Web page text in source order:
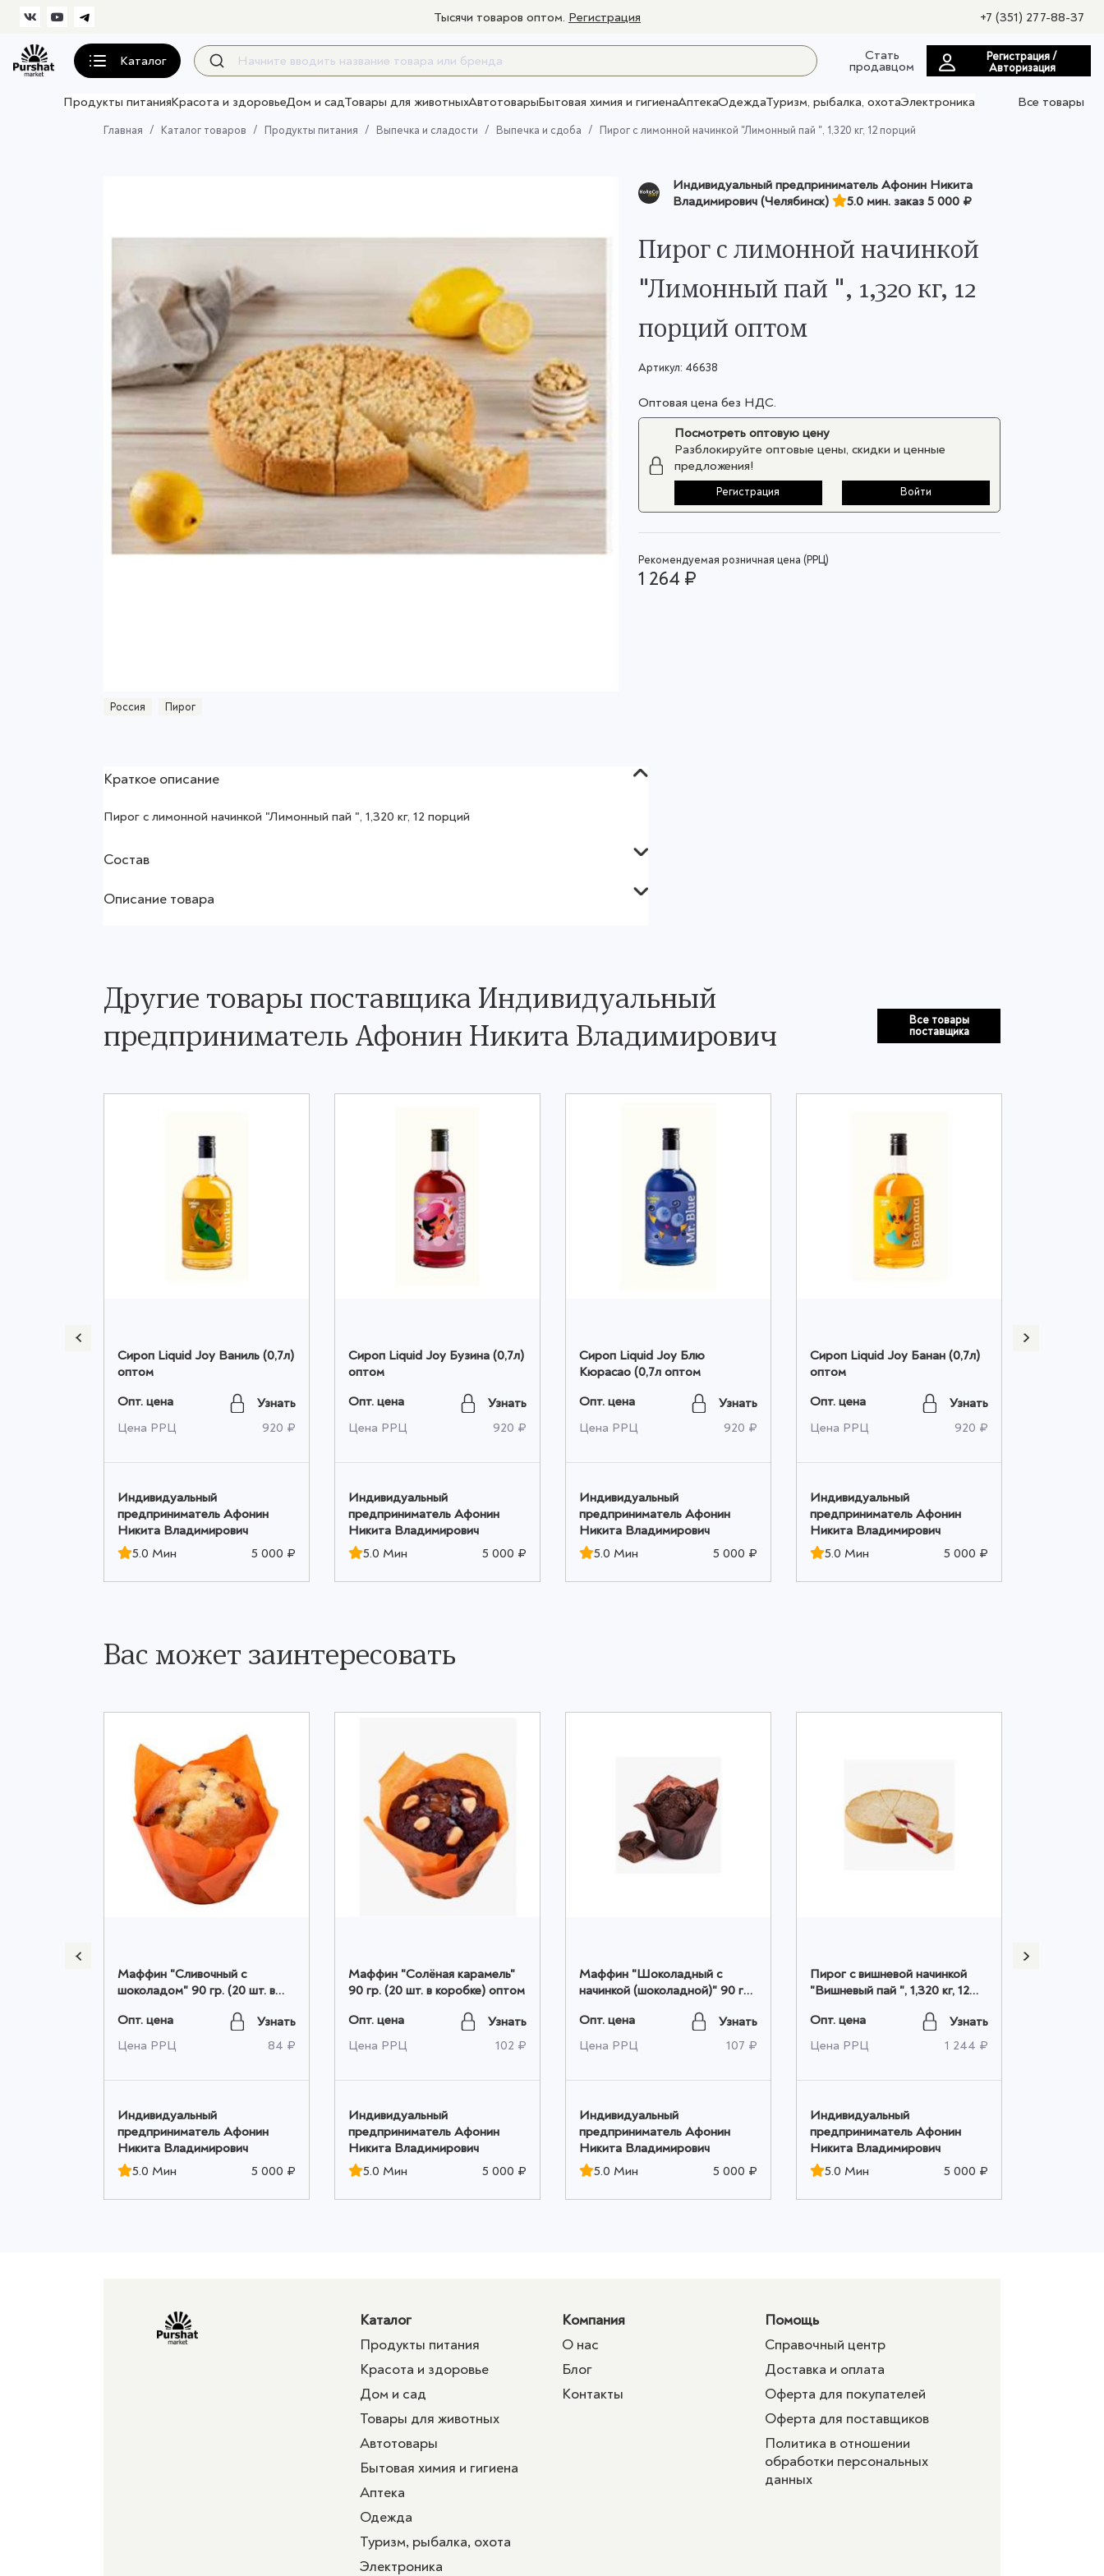
Тысячи товаров оптом. Регистрация +7 (351) 277-88-37
Каталог Стать
продавцом
Регистрация /
Авторизация
Продукты питанияКрасота и здоровьеДом и садТовары для животныхАвтотоварыБытовая химия и гигиенаАптекаОдеждаТуризм, рыбалка, охотаЭлектроника
Все товары
Главная Каталог товаров Продукты питания Выпечка и сладости Выпечка и сдоба Пирог с лимонной начинкой "Лимонный пай ", 1,320 кг, 12 порций
Россия Пирог
Индивидуальный предприниматель Афонин Никита
Владимирович (Челябинск)
5.0 мин. заказ 5 000 ₽
Пирог с лимонной начинкой
"Лимонный пай ", 1,320 кг, 12
порций оптом
Артикул: 46638
Оптовая цена без НДС.
Посмотреть оптовую цену
Разблокируйте оптовые цены, скидки и ценные
предложения!
Регистрация Войти
Рекомендуемая розничная цена (РРЦ)
1 264 ₽
Краткое описание
Пирог с лимонной начинкой "Лимонный пай ", 1,320 кг, 12 порций
Состав
Описание товара
Другие товары поставщика Индивидуальный
предприниматель Афонин Никита Владимирович
Все товары
поставщика
Сироп Liquid Joy Ваниль (0,7л)
оптом
Опт. цена
Узнать
Цена РРЦ
920 ₽
Индивидуальный
предприниматель Афонин
Никита Владимирович
5.0 Мин
5 000 ₽
Сироп Liquid Joy Бузина (0,7л)
оптом
Опт. цена
Узнать
Цена РРЦ
920 ₽
Индивидуальный
предприниматель Афонин
Никита Владимирович
5.0 Мин
5 000 ₽
Сироп Liquid Joy Блю
Кюрасао (0,7л оптом
Опт. цена
Узнать
Цена РРЦ
920 ₽
Индивидуальный
предприниматель Афонин
Никита Владимирович
5.0 Мин
5 000 ₽
Сироп Liquid Joy Банан (0,7л)
оптом
Опт. цена
Узнать
Цена РРЦ
920 ₽
Индивидуальный
предприниматель Афонин
Никита Владимирович
5.0 Мин
5 000 ₽
Вас может заинтересовать
Маффин "Сливочный с
шоколадом" 90 гр. (20 шт. в
Опт. цена
Узнать
Цена РРЦ
84 ₽
Индивидуальный
предприниматель Афонин
Никита Владимирович
5.0 Мин
5 000 ₽
Маффин "Солёная карамель"
90 гр. (20 шт. в коробке) оптом
Опт. цена
Узнать
Цена РРЦ
102 ₽
Индивидуальный
предприниматель Афонин
Никита Владимирович
5.0 Мин
5 000 ₽
Маффин "Шоколадный с
начинкой (шоколадной)" 90 гр.
Опт. цена
Узнать
Цена РРЦ
107 ₽
Индивидуальный
предприниматель Афонин
Никита Владимирович
5.0 Мин
5 000 ₽
Пирог с вишневой начинкой
"Вишневый пай ", 1,320 кг, 12
Опт. цена
Узнать
Цена РРЦ
1 244 ₽
Индивидуальный
предприниматель Афонин
Никита Владимирович
5.0 Мин
5 000 ₽
Каталог
Продукты питания
Красота и здоровье
Дом и сад
Товары для животных
Автотовары
Бытовая химия и гигиена
Аптека
Одежда
Туризм, рыбалка, охота
Электроника
Компания
О нас
Блог
Контакты
Помощь
Справочный центр
Доставка и оплата
Оферта для покупателей
Оферта для поставщиков
Политика в отношении
обработки персональных
данных